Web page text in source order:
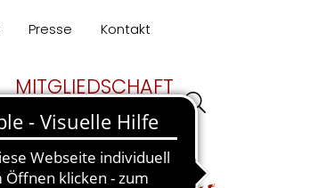
Presse Kontakt
MITGLIEDSCHAFT